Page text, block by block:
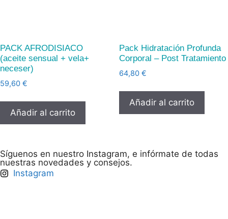
PACK AFRODISIACO
(aceite sensual + vela+
neceser)
59,60 €
Añadir al carrito
Pack Hidratación Profunda
Corporal – Post Tratamiento
64,80 €
Añadir al carrito
Síguenos en nuestro Instagram, e infórmate de todas
nuestras novedades y consejos.
Instagram